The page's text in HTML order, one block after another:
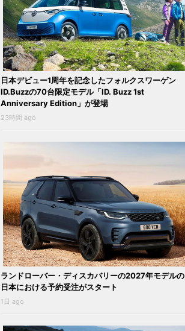
日本デビュー1周年を記念したフォルクスワーゲン
ID.Buzzの70台限定モデル「ID. Buzz 1st
Anniversary Edition」が登場
23時間 ago
ランドローバー・ディスカバリーの2027年モデルの
日本における予約受注がスタート
1日 ago